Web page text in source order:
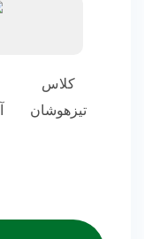
کلاس
تیزهوشان